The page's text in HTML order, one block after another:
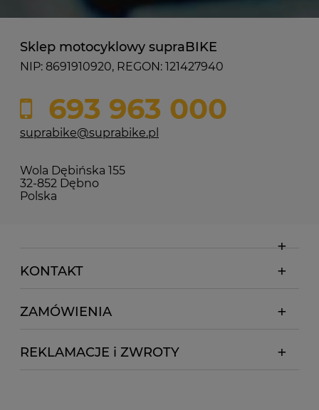
Sklep motocyklowy supraBIKE
NIP: 8691910920, REGON: 121427940
693 963 000
suprabike@suprabike.pl
Wola Dębińska 155
32-852 Dębno
Polska
KONTAKT
ZAMÓWIENIA
REKLAMACJE i ZWROTY